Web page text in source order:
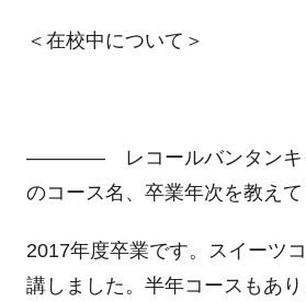
＜在校中について＞
―――― レコールバンタンキ
のコース名、卒業年次を教えて
2017年度卒業です。スイーツ
講しました。半年コースもあ